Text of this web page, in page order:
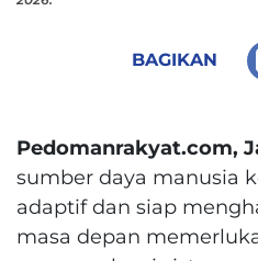
BAGIKAN
Pedomanrakyat.com,
sumber daya manusia
adaptif dan siap
masa depan